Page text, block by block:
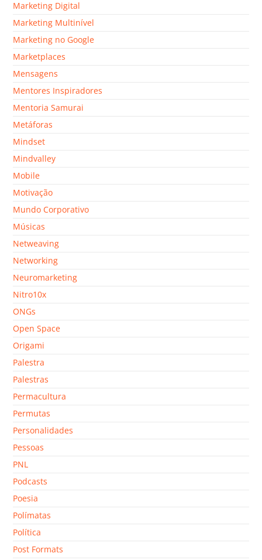
Marketing Digital
Marketing Multinível
Marketing no Google
Marketplaces
Mensagens
Mentores Inspiradores
Mentoria Samurai
Metáforas
Mindset
Mindvalley
Mobile
Motivação
Mundo Corporativo
Músicas
Netweaving
Networking
Neuromarketing
Nitro10x
ONGs
Open Space
Origami
Palestra
Palestras
Permacultura
Permutas
Personalidades
Pessoas
PNL
Podcasts
Poesia
Polímatas
Política
Post Formats